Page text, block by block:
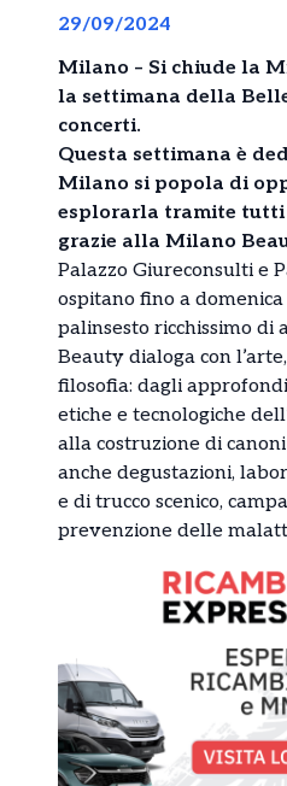
29/09/2024
Milano – Si chiude la
la settimana della
concerti.
Questa settimana è
Milano si popola di
esplorarla tramite tutti
grazie alla Milano
Palazzo Giureconsulti e
ospitano fino a
palinsesto ricchissimo
Beauty dialoga con
filosofia: dagli
etiche e tecnologiche
alla costruzione di
anche degustazioni,
e di trucco scenico,
prevenzione delle